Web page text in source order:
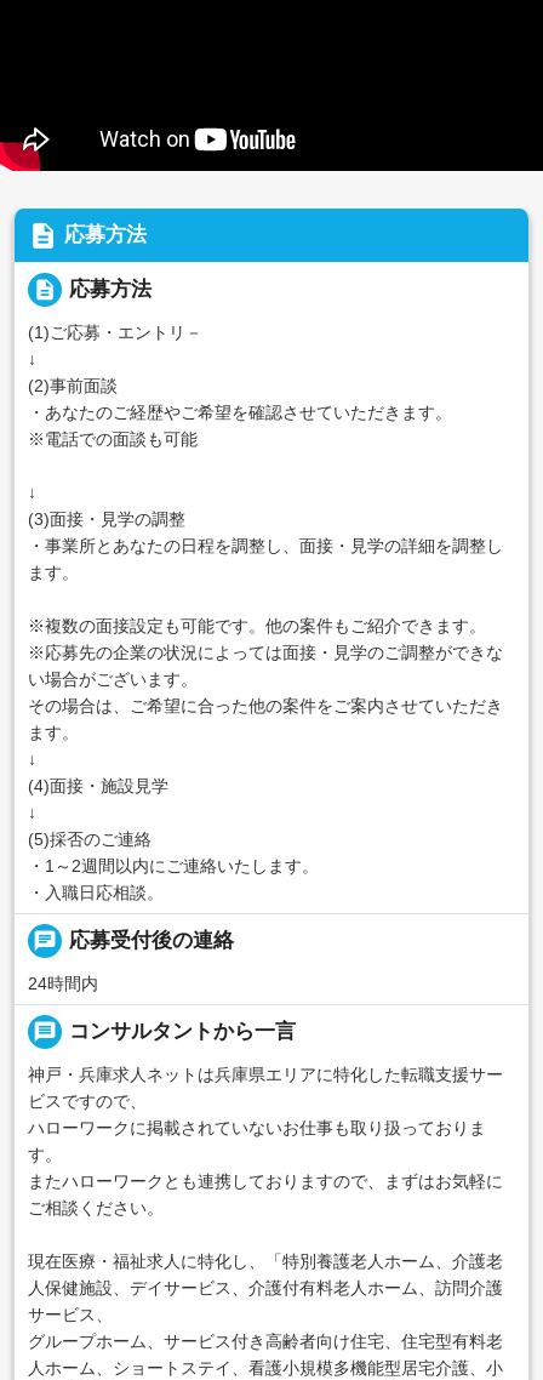
description 応募方法
description 応募方法
(1)ご応募・エントリ－
↓
(2)事前面談
・あなたのご経歴やご希望を確認させていただきます。
※電話での面談も可能
↓
(3)面接・見学の調整
・事業所とあなたの日程を調整し、面接・見学の詳細を調整し
ます。
※複数の面接設定も可能です。他の案件もご紹介できます。
※応募先の企業の状況によっては面接・見学のご調整ができな
い場合がございます。
その場合は、ご希望に合った他の案件をご案内させていただき
ます。
↓
(4)面接・施設見学
↓
(5)採否のご連絡
・1～2週間以内にご連絡いたします。
・入職日応相談。
chat 応募受付後の連絡
24時間内
message コンサルタントから一言
神戸・兵庫求人ネットは兵庫県エリアに特化した転職支援サー
ビスですので、
ハローワークに掲載されていないお仕事も取り扱っておりま
す。
またハローワークとも連携しておりますので、まずはお気軽に
ご相談ください。
現在医療・福祉求人に特化し、「特別養護老人ホーム、介護老
人保健施設、デイサービス、介護付有料老人ホーム、訪問介護
サービス、
グループホーム、サービス付き高齢者向け住宅、住宅型有料老
人ホーム、ショートステイ、看護小規模多機能型居宅介護、小